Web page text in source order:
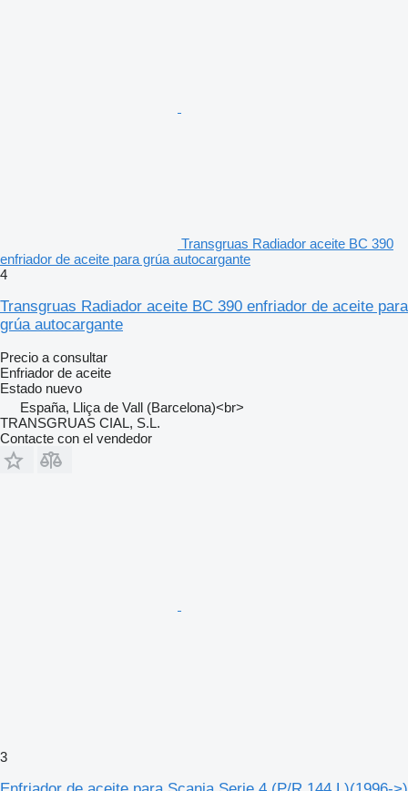
Transgruas Radiador aceite BC 390
enfriador de aceite para grúa autocargante
4
Transgruas Radiador aceite BC 390 enfriador de aceite para
grúa autocargante
Precio a consultar
Enfriador de aceite
Estado nuevo
España, Lliça de Vall (Barcelona)<br>
TRANSGRUAS CIAL, S.L.
Contacte con el vendedor
3